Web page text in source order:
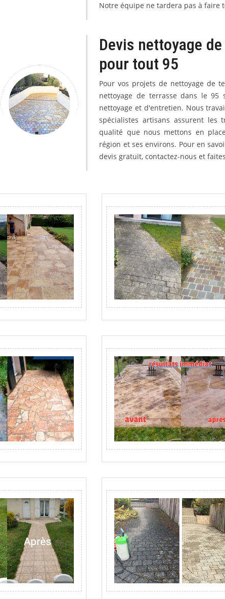
Notre équipe ne tardera pas à faire
Devis nettoyage
pour tout 95
Pour vos projets de nettoyage de
nettoyage de terrasse dans le 95
nettoyage et d'entretien. Nous
spécialistes artisans assurent les
qualité que nous mettons en
région et ses environs. Pour en
devis gratuit, contactez-nous et